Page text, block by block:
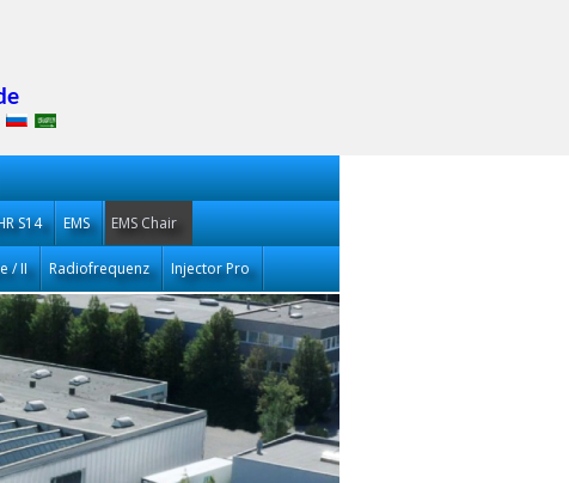
S14 EMS EMS Chair
/ II Radiofrequenz Injector Pro